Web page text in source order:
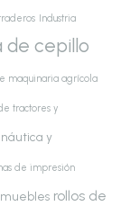
Industria
de cepillo
maquinaria agrícola
tractores y
y
de impresión
rollos de